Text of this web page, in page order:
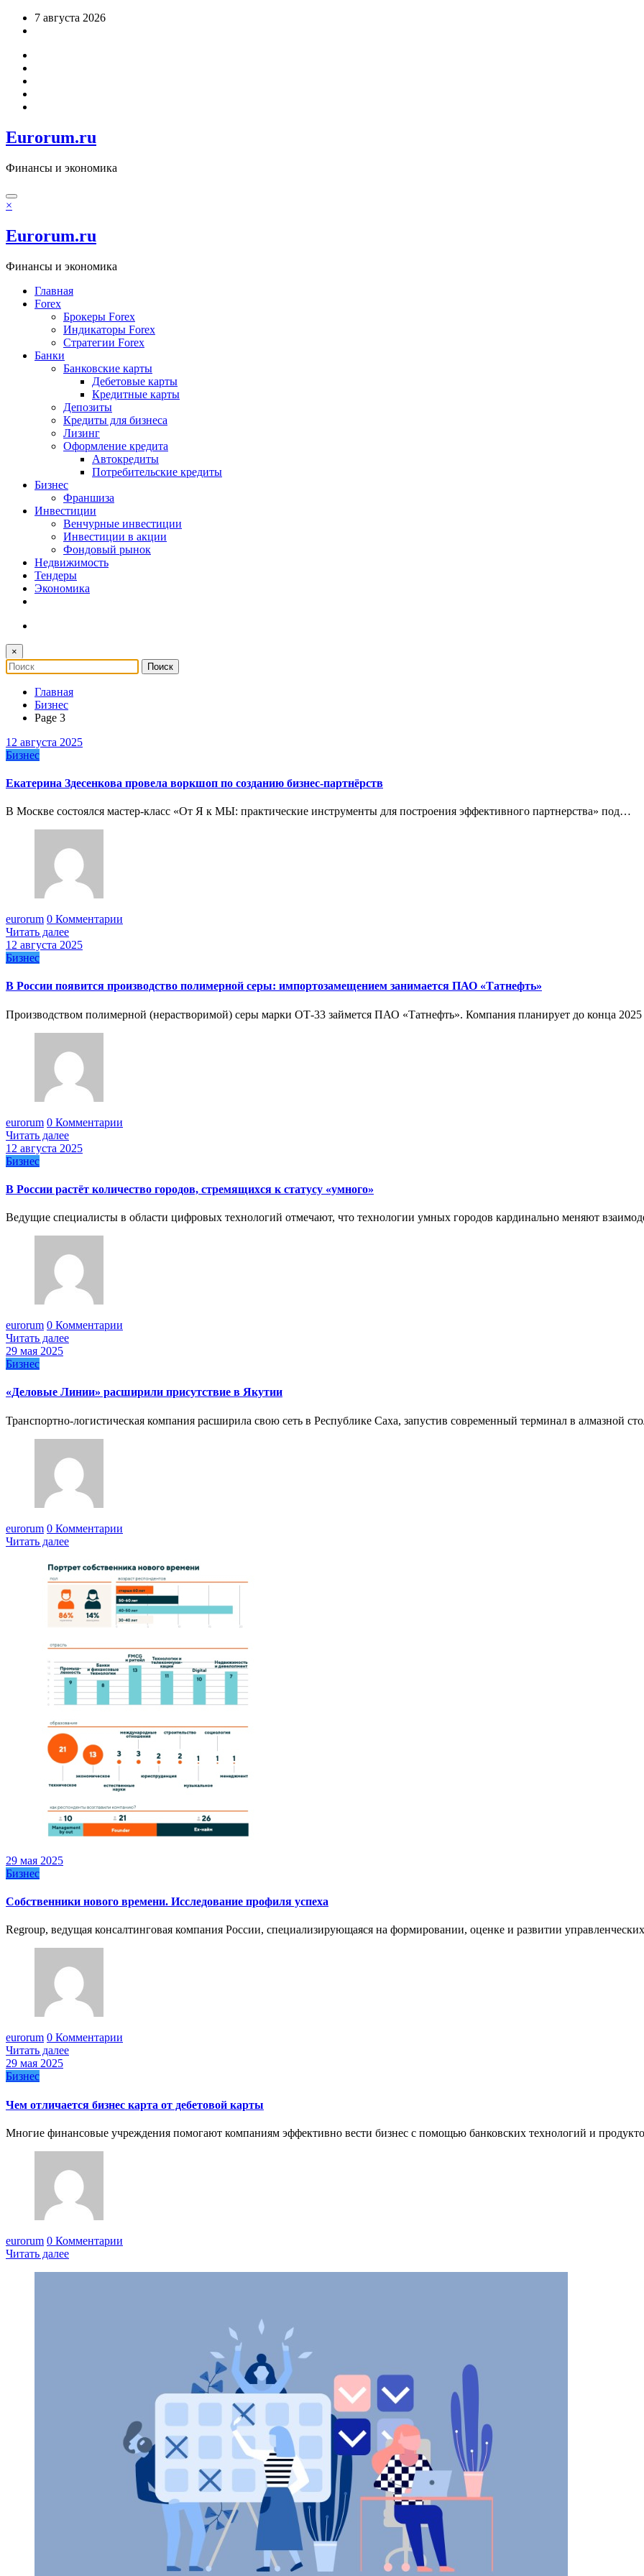
Перейти7 августа 2026
Eurorum.ru
Финансы и экономика
×
Eurorum.ru
Финансы и экономика
Главная
Forex
Брокеры Forex
Индикаторы Forex
Стратегии Forex
Банки
Банковские карты
Дебетовые карты
Кредитные карты
Депозиты
Кредиты для бизнеса
Лизинг
Оформление кредита
Автокредиты
Потребительские кредиты
Бизнес
Франшиза
Инвестиции
Венчурные инвестиции
Инвестиции в акции
Фондовый рынок
Недвижимость
Тендеры
Экономика
×
Главная
Бизнес
Page 3
12 августа 2025
Бизнес
Екатерина Здесенкова провела воркшоп по созданию бизнес-партнёрств
В Москве состоялся мастер-класс «От Я к МЫ: практические инструменты для построения эффективного партнерства» под…
eurorum 0 Комментарии
Читать далее
12 августа 2025
Бизнес
В России появится производство полимерной серы: импортозамещением занимается ПАО «Татнефть»
Производством полимерной (нерастворимой) серы марки ОТ-33 займется ПАО «Татнефть». Компания планирует до конца
eurorum 0 Комментарии
Читать далее
12 августа 2025
Бизнес
В России растёт количество городов, стремящихся к статусу «умного»
Ведущие специалисты в области цифровых технологий отмечают, что технологии умных городов кардинально меняют
eurorum 0 Комментарии
Читать далее
29 мая 2025
Бизнес
«Деловые Линии» расширили присутствие в Якутии
Транспортно-логистическая компания расширила свою сеть в Республике Саха, запустив современный терминал в алмазной
eurorum 0 Комментарии
Читать далее
29 мая 2025
Бизнес
Собственники нового времени. Исследование профиля успеха
Regroup, ведущая консалтинговая компания России, специализирующаяся на формировании, оценке и развитии
eurorum 0 Комментарии
Читать далее
29 мая 2025
Бизнес
Чем отличается бизнес карта от дебетовой карты
Многие финансовые учреждения помогают компаниям эффективно вести бизнес с помощью банковских технологий и
eurorum 0 Комментарии
Читать далее